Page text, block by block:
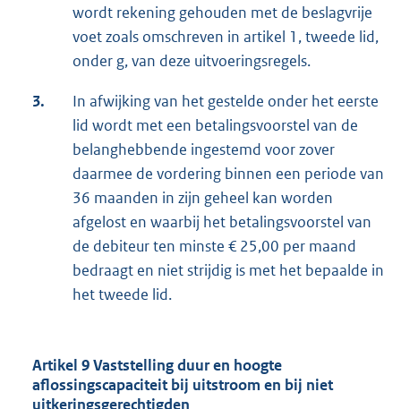
wordt rekening gehouden met de beslagvrije
voet zoals omschreven in artikel 1, tweede lid,
onder g, van deze uitvoeringsregels.
3.
In afwijking van het gestelde onder het eerste
lid wordt met een betalingsvoorstel van de
belanghebbende ingestemd voor zover
daarmee de vordering binnen een periode van
36 maanden in zijn geheel kan worden
afgelost en waarbij het betalingsvoorstel van
de debiteur ten minste € 25,00 per maand
bedraagt en niet strijdig is met het bepaalde in
het tweede lid.
Artikel 9 Vaststelling duur en hoogte
aflossingscapaciteit bij uitstroom en bij niet
uitkeringsgerechtigden